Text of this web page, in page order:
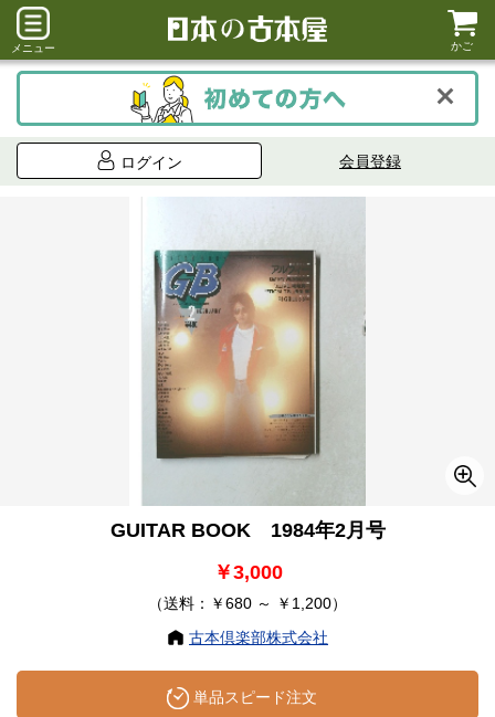
メニュー かご
ログイン 会員登録
GUITAR BOOK 1984年2月号
￥3,000
（送料：￥680 ～ ￥1,200）
古本倶楽部株式会社
単品スピード注文